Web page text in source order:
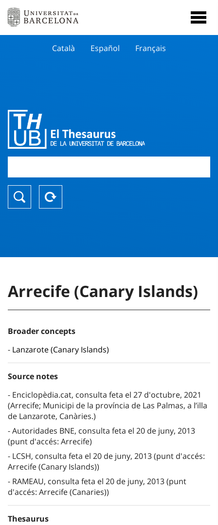
Català Español Français
Arrecife (Canary Islands)
Broader concepts
Lanzarote (Canary Islands)
Source notes
Enciclopèdia.cat, consulta feta el 27 d'octubre, 2021
(Arrecife; Municipi de la província de Las Palmas, a l’illa
de Lanzarote, Canàries.)
Autoridades BNE, consulta feta el 20 de juny, 2013
(punt d'accés: Arrecife)
LCSH, consulta feta el 20 de juny, 2013 (punt d'accés:
Arrecife (Canary Islands))
RAMEAU, consulta feta el 20 de juny, 2013 (punt
d'accés: Arrecife (Canaries))
Thesaurus